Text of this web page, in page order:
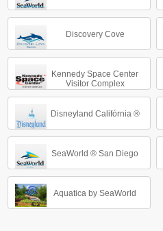
Discovery Cove
Kennedy Space Center
Visitor Complex
Disneyland Califórnia ®
SeaWorld ® San Diego
Aquatica by SeaWorld